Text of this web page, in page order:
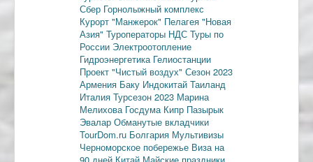
Сбер Горнолыжный комплекс
Курорт "Манжерок" Пелагея "Новая
Азия" Туроператоры НДС Туры по
России Электроотопление
Гидроэнергетика Гелиостанции
Проект "Чистый воздух" Сезон 2023
Армения Баку Индокитай Таиланд
Италия Турсезон 2023 Марина
Мелихова Госдума Кипр Пазырык
Эвалар Обманутые вкладчики
TourDom.ru Болгария Мультивизы
Черноморское побережье Виза на